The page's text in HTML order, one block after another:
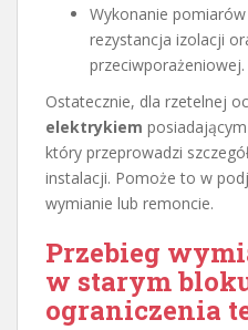
Wykonanie
rezystancja izolacji
przeciwporażeniowej.
Ostatecznie, dla rzetelnej
elektrykiem
który przeprowadzi
instalacji. Pomoże to w
wymianie lub remoncie.
Przebieg
w starym
ograniczenia